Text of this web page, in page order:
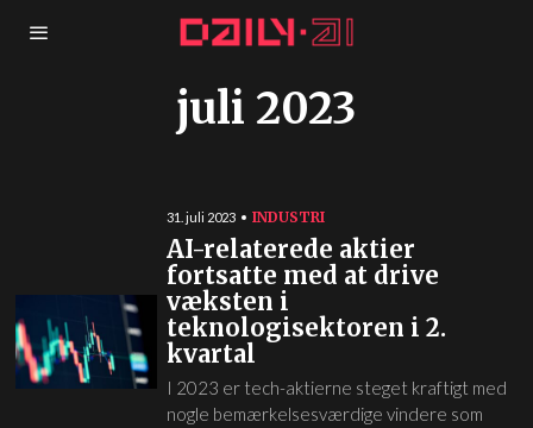
juli 2023
31. juli 2023 INDUSTRI
AI-relaterede aktier
fortsatte med at drive
væksten i
teknologisektoren i 2.
kvartal
I 2023 er tech-aktierne steget kraftigt med
nogle bemærkelsesværdige vindere som